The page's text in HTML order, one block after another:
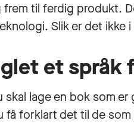
frem til ferdig produkt.
Slik er det ikke
et språk
skal lage en bok som
få forklart det til de